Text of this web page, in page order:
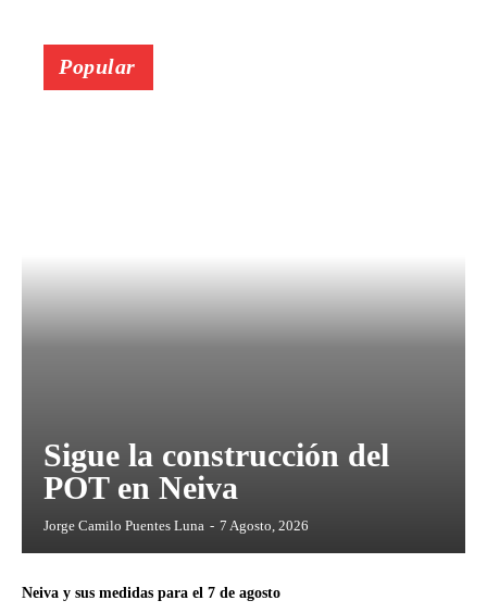
Popular
Sigue la construcción del
POT en Neiva
Jorge Camilo Puentes Luna - 7 Agosto, 2026
Neiva y sus medidas para el 7 de agosto